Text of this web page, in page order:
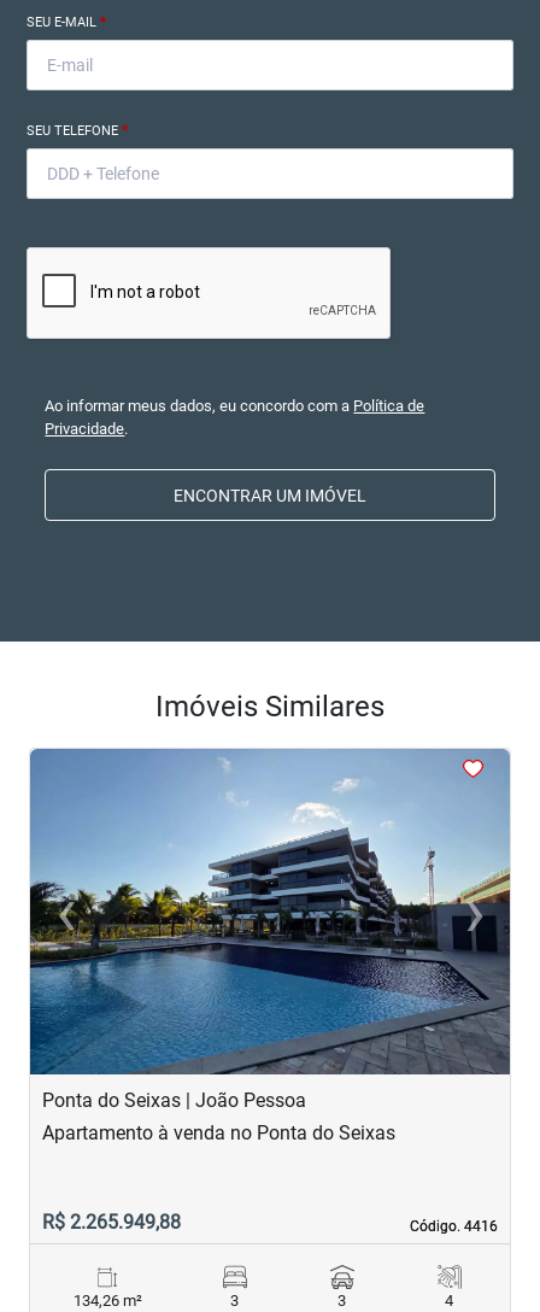
SEU E-MAIL*
SEU TELEFONE*
Ao informar meus dados, eu concordo com a Política de
Privacidade.
ENCONTRAR UM IMÓVEL
Imóveis Similares
‹Previous ›Next
Ponta do Seixas | João Pessoa
Código. 4416
Código. 4416
Apartamento à venda no Ponta do Seixas
R$ 2.265.949,88
134,26 m²
3
3
4